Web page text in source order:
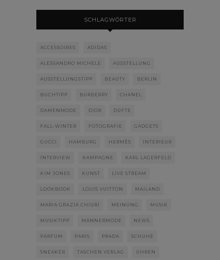
SCHLAGWÖRTER
ACCESSOIRES ADIDAS
ALESSANDRO MICHELE AUSSTELLUNG
AUSSTELLUNGSTIPP BEAUTY BERLIN
BUCHTIPP BURBERRY CHANEL
DAMENMODE DIOR DÜFTE
FALL-WINTER FOTOGRAFIE GADGETS
GUCCI HAMBURG HERMÈS INTERIEUR
INTERVIEW KAMPAGNE KARL LAGERFELD
KIM JONES KUNST LIVE STREAM
LOOKBOOK LOUIS VUITTON MAILAND
MARIA GRAZIA CHIURI MEINUNG MUSIK
MUSIKTIPP MÄNNERMODE NEWS
PARFUM PARIS PRADA SCHUHE
SNEAKER TASCHEN VERLAG UHREN